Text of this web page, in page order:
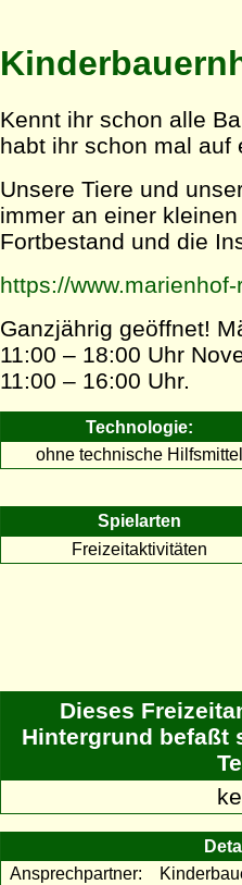
Kennt ihr schon alle
habt ihr schon mal auf
Unsere Tiere und
immer an einer
Fortbestand und die
https://
Ganzjährig geöffnet!
11:00 – 18:00 Uhr
11:00 – 16:00 Uhr.
Technologie:
ohne technische Hilfsmittel
Spielarten
Freizeitaktivitäten
Dieses
Hintergrund befaßt
Ansprechpartner: